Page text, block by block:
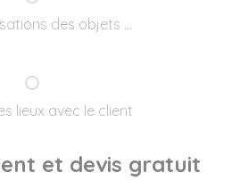
des objets …
lieux avec le client
et devis gratuit